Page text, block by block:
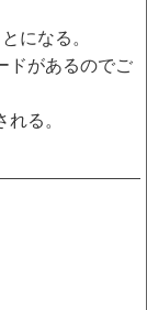
になる。
ドがあるのでご
る。